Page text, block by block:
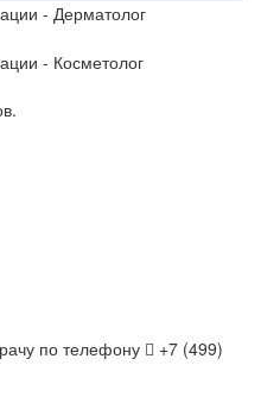
- Дерматолог
- Косметолог
по телефону
+7 (499)